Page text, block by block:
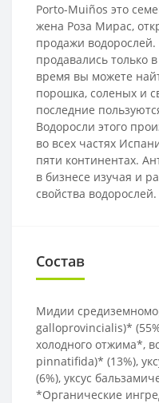
Porto-Muiños это
жена Роза Мирас,
продажи
продавались только
время вы можете
порошка, соленых и
последние
Водоросли этого
во всех частях
пяти континентах.
в бизнесе изучая и
свойства водорослей.
Состав
Мидии
galloprovincialis)*
холодного отжима*,
pinnatifida)* (13%),
(6%), уксус
*Органические